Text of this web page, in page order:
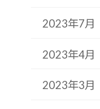
2023年7月
2023年4月
2023年3月